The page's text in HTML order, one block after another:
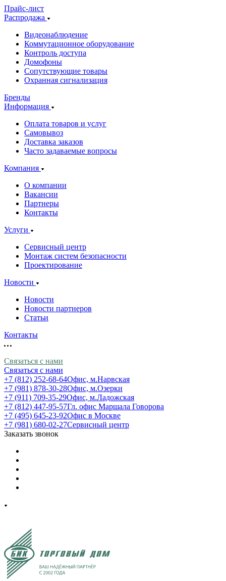
Прайс-лист
Распродажа
Видеонаблюдение
Коммутационное оборудование
Контроль доступа
Домофоны
Сопутствующие товары
Охранная сигнализация
Бренды
Информация
Оплата товаров и услуг
Самовывоз
Доставка заказов
Часто задаваемые вопросы
Компания
О компании
Вакансии
Партнеры
Контакты
Услуги
Сервисный центр
Монтаж систем безопасности
Проектирование
Новости
Новости
Новости партнеров
Статьи
Контакты
Связаться с нами
Связаться с нами
+7 (812) 252-68-64Офис, м.Нарвская
+7 (981) 878-30-28Офис, м.Озерки
+7 (911) 709-35-29Офис, м.Ладожская
+7 (812) 447-95-57Гл. офис Маршала Говорова
+7 (495) 645-23-92Офис в Москве
+7 (981) 680-02-27Сервисный центр
Заказать звонок